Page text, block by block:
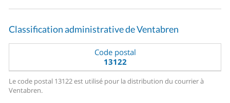
Classification administrative de Ventabren
Code postal
13122
Le code postal 13122 est utilisé pour la distribution du courrier à
Ventabren.